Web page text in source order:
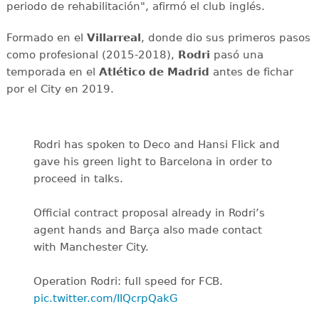
periodo de rehabilitación", afirmó el club inglés.
Formado en el Villarreal, donde dio sus primeros pasos
como profesional (2015-2018), Rodri pasó una
temporada en el Atlético de Madrid antes de fichar
por el City en 2019.
Rodri has spoken to Deco and Hansi Flick and
gave his green light to Barcelona in order to
proceed in talks.
Official contract proposal already in Rodri’s
agent hands and Barça also made contact
with Manchester City.
Operation Rodri: full speed for FCB.
pic.twitter.com/IIQcrpQakG